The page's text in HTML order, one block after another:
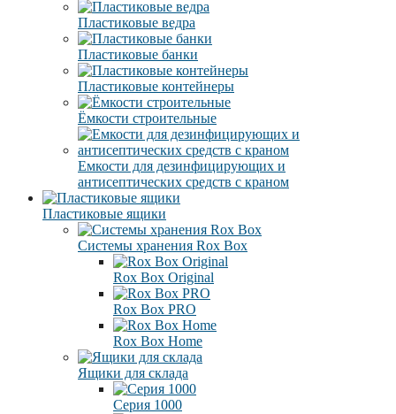
Пластиковые ведра
Пластиковые банки
Пластиковые контейнеры
Ёмкости строительные
Емкости для дезинфицирующих и
антисептических средств с краном
Пластиковые ящики
Системы хранения Rox Box
Rox Box Original
Rox Box PRO
Rox Box Home
Ящики для склада
Серия 1000